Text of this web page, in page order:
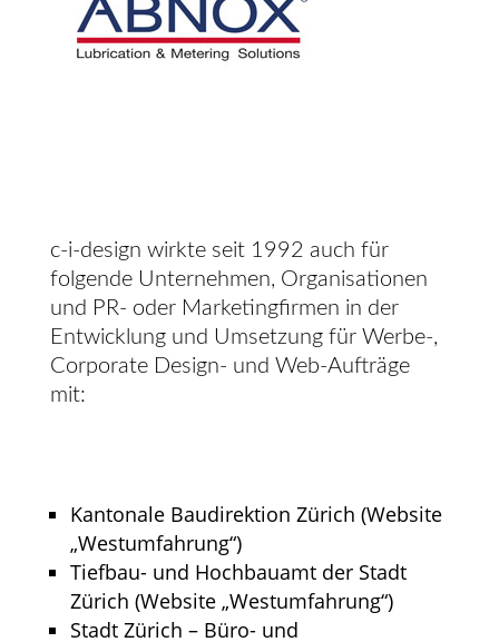
c-i-design wirkte seit 1992 auch für
folgende Unternehmen, Organisationen
und PR- oder Marketingfirmen in der
Entwicklung und Umsetzung für Werbe-,
Corporate Design- und Web-Aufträge
mit:
Kantonale Baudirektion Zürich (Website
„Westumfahrung“)
Tiefbau- und Hochbauamt der Stadt
Zürich (Website „Westumfahrung“)
Stadt Zürich – Büro- und